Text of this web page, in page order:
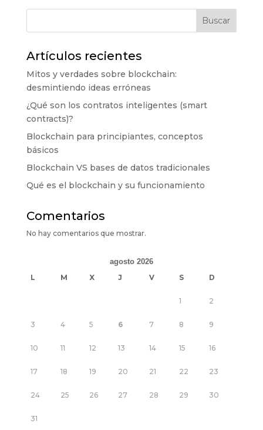
Buscar
Artículos recientes
Mitos y verdades sobre blockchain:
desmintiendo ideas erróneas
¿Qué son los contratos inteligentes (smart
contracts)?
Blockchain para principiantes, conceptos
básicos
Blockchain VS bases de datos tradicionales
Qué es el blockchain y su funcionamiento
Comentarios
No hay comentarios que mostrar.
agosto 2026
L
M X J V S D
1 2
3 4 5 6 7 8 9
10 11 12 13 14 15 16
17 18 19 20 21 22 23
24 25 26 27 28 29 30
31